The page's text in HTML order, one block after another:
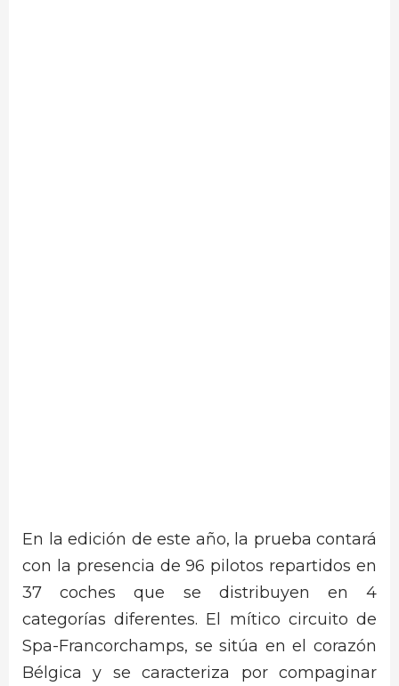
En la edición de este año, la prueba contará
con la presencia de 96 pilotos repartidos en
37 coches que se distribuyen en 4
categorías diferentes. El mítico circuito de
Spa-Francorchamps, se sitúa en el corazón
Bélgica y se caracteriza por compaginar